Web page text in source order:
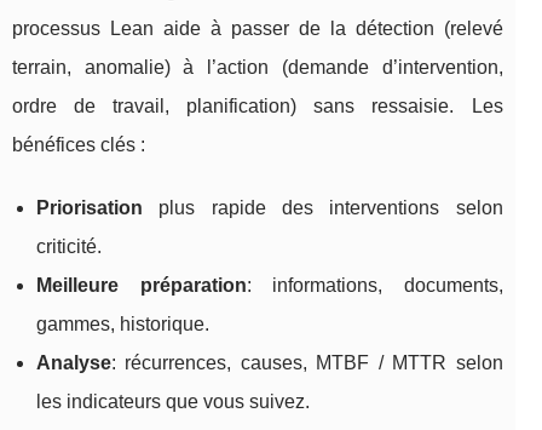
processus Lean aide à passer de la détection (relevé
terrain, anomalie) à l’action (demande d’intervention,
ordre de travail, planification) sans ressaisie. Les
bénéfices clés :
Priorisation plus rapide des interventions selon
criticité.
Meilleure préparation: informations, documents,
gammes, historique.
Analyse: récurrences, causes, MTBF / MTTR selon
les indicateurs que vous suivez.